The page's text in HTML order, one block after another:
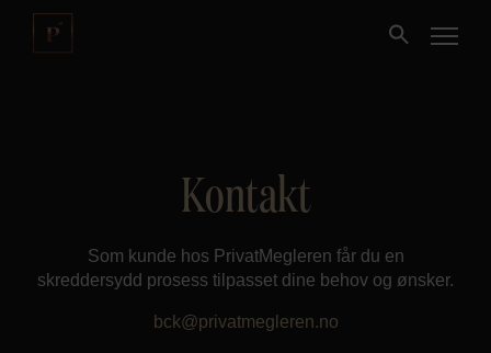
Nybygg
Kontakt
Som kunde hos PrivatMegleren får du en
skreddersydd prosess tilpasset dine behov og ønsker.
bck@privatmegleren.no